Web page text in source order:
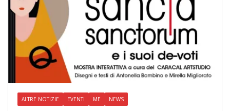
ALTRE NOTIZIE EVENTI ME NEWS